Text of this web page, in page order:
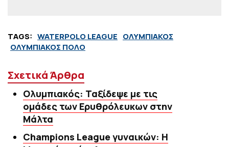
TAGS: WATERPOLO LEAGUE ΟΛΥΜΠΙΑΚΟΣ
ΟΛΥΜΠΙΑΚΟΣ ΠΟΛΟ
Σχετικά Άρθρα
Ολυμπιακός: Ταξίδεψε με τις
ομάδες των Ερυθρόλευκων στην
Μάλτα
Champions League γυναικών: Η